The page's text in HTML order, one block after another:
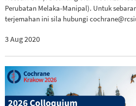
Perubatan Melaka-Manipal). Untuk
terjemahan ini sila hubungi
3 Aug 2020